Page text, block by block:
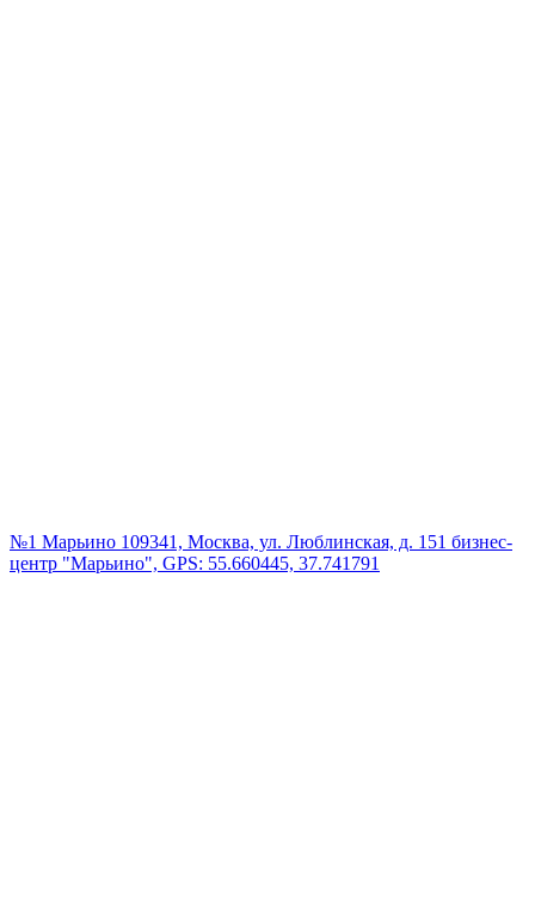
№1 Марьино 109341, Москва, ул. Люблинская, д. 151 бизнес-
центр "Марьино", GPS: 55.660445, 37.741791